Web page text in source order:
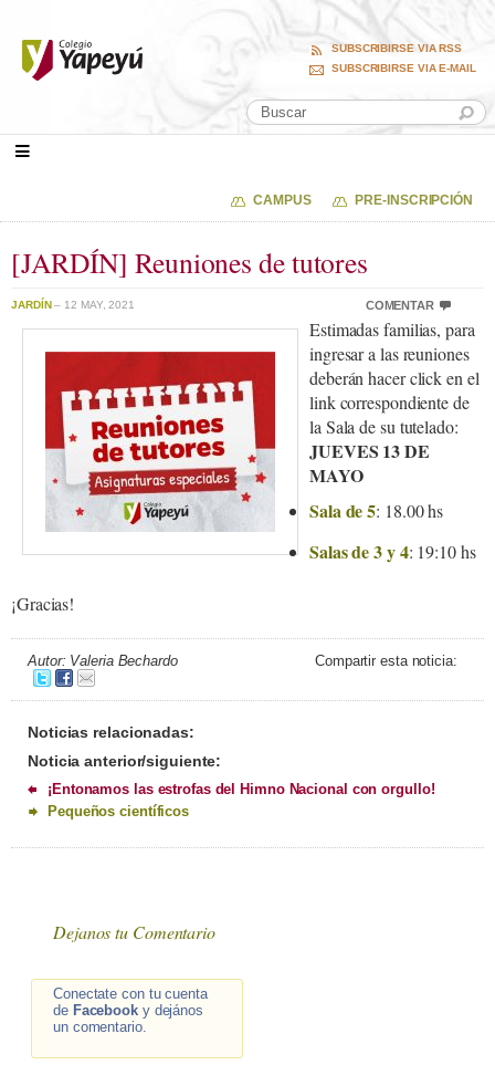
SUBSCRIBIRSE VIA RSS
SUBSCRIBIRSE VIA E-MAIL
CAMPUS PRE-INSCRIPCIÓN
[JARDÍN] Reuniones de tutores
JARDÍN– 12 MAY, 2021 COMENTAR
Estimadas familias, para
ingresar a las reuniones
deberán hacer click en el
link correspondiente de
la Sala de su tutelado:
JUEVES 13 DE
MAYO
Sala de 5: 18.00 hs
Salas de 3 y 4: 19:10 hs
¡Gracias!
Autor: Valeria Bechardo Compartir esta noticia:
Noticias relacionadas:
Noticia anterior/siguiente:
¡Entonamos las estrofas del Himno Nacional con orgullo!
Pequeños científicos
Dejanos tu Comentario
Conectate con tu cuenta
de Facebooky dejános
un comentario.